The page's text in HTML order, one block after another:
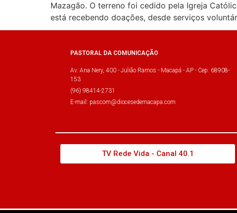
Mazagão. O terreno foi cedido pela Igreja
está recebendo doações, desde serviços
PASTORAL DA COMUNICAÇÃO
Av. Ana Nery, 400 - Julião Ramos - Macapá - AP - Cep: 68908-
153
(96) 98414-2731
E-mail: pascom@diocesedemacapa.com
TV Rede Vida - Canal 40.1